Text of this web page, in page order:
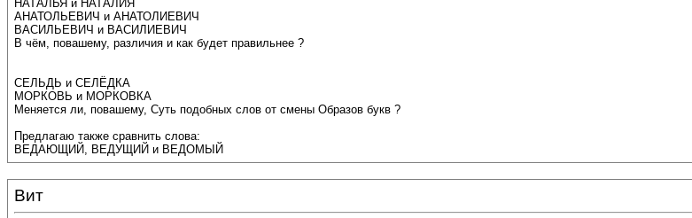
НАТАЛЬЯ и НАТАЛИЯ
АНАТОЛЬЕВИЧ и АНАТОЛИЕВИЧ
ВАСИЛЬЕВИЧ и ВАСИЛИЕВИЧ
В чём, повашему, различия и как будет правильнее ?
СЕЛЬДЬ и СЕЛЁДКА
МОРКОВЬ и МОРКОВКА
Меняется ли, повашему, Суть подобных слов от смены Образов букв ?
Предлагаю также сравнить слова:
ВЕДАЮЩИЙ, ВЕДУЩИЙ и ВЕДОМЫЙ
Вит